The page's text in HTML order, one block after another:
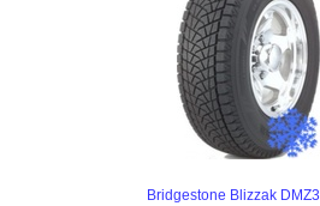
Bridgestone Blizzak DMZ3